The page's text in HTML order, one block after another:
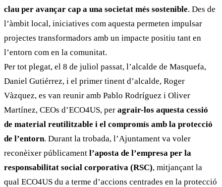
clau per avançar cap a una societat més sostenible. Des de
l’àmbit local, iniciatives com aquesta permeten impulsar
projectes transformadors amb un impacte positiu tant en
l’entorn com en la comunitat.
Per tot plegat, el 8 de juliol passat, l’alcalde de Masquefa,
Daniel Gutiérrez, i el primer tinent d’alcalde, Roger
Vàzquez, es van reunir amb Pablo Rodríguez i Oliver
Martínez, CEOs d’ECO4US, per agrair-los aquesta cessió
de material reutilitzable i el compromís amb la protecció
de l’entorn. Durant la trobada, l’Ajuntament va voler
reconèixer públicament l’aposta de l’empresa per la
responsabilitat social corporativa (RSC), mitjançant la
qual ECO4US du a terme d’accions centrades en la protecció